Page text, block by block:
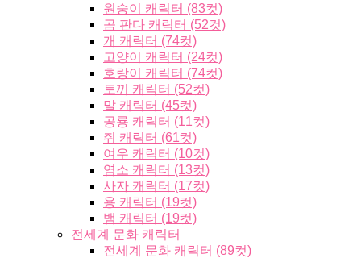
원숭이 캐릭터 (83컷)
곰 판다 캐릭터 (52컷)
개 캐릭터 (74컷)
고양이 캐릭터 (24컷)
호랑이 캐릭터 (74컷)
토끼 캐릭터 (52컷)
말 캐릭터 (45컷)
공룡 캐릭터 (11컷)
쥐 캐릭터 (61컷)
여우 캐릭터 (10컷)
염소 캐릭터 (13컷)
사자 캐릭터 (17컷)
용 캐릭터 (19컷)
뱀 캐릭터 (19컷)
전세계 문화 캐릭터
전세계 문화 캐릭터 (89컷)